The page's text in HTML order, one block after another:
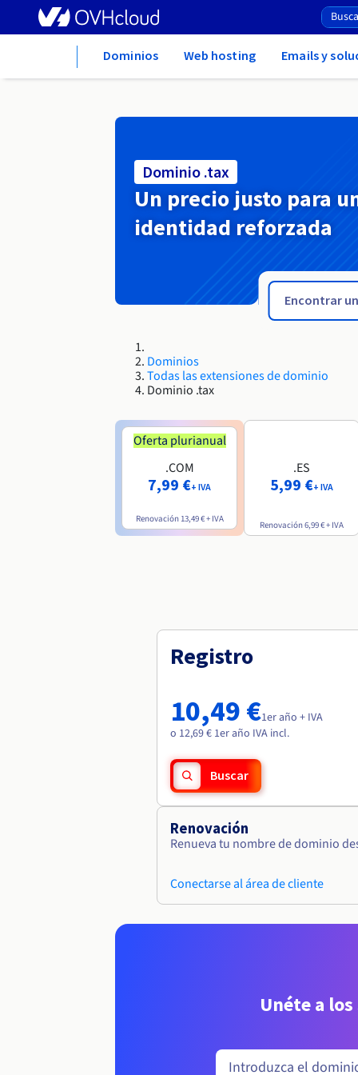
Dominios Web hosting Emails y
Dominio .tax
Un precio justo para
identidad reforzada
Dominios
Todas las extensiones de dominio
Dominio .tax
Oferta plurianual
.COM
7,99 €+ IVA
Renovación 13,49 €+ IVA
.ES
5,99 €+ IVA
Renovación6,99 €+ IVA
Registro
10,49 €1er año + IVA
o 12,69 € 1er año IVA incl.
Buscar
Renovación
Renueva tu nombre de dominio
Conectarse al área de cliente
Unéte a